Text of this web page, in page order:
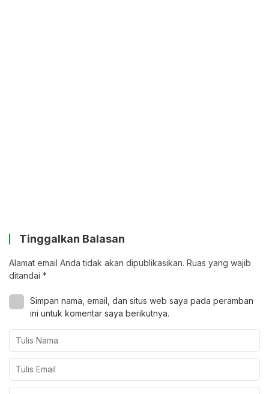
Tinggalkan Balasan
Alamat email Anda tidak akan dipublikasikan. Ruas yang wajib
ditandai *
Simpan nama, email, dan situs web saya pada peramban
ini untuk komentar saya berikutnya.